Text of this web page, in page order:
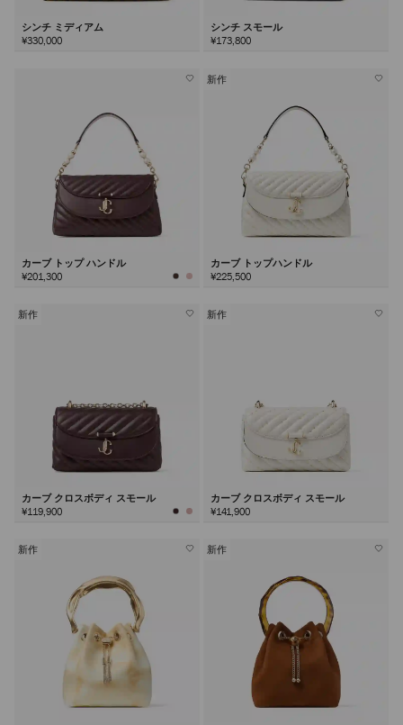
シンチ ミディアム
¥330,000
シンチ スモール
¥173,800
カーブ トップ ハンドル
¥201,300
新作
カーブ トップハンドル
¥225,500
新作
カーブ クロスボディ スモール
¥119,900
新作
カーブ クロスボディ スモール
¥141,900
新作 新作